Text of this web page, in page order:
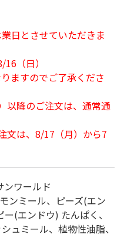
日とさせていただきま
（日）
ますのでご了承くださ
以降のご注文は、通常通
文は、8/17（月）から7
ンワールド
ンミール、ピーズ(エン
(エンドウ) たんぱく、
ュミール、植物性油脂、